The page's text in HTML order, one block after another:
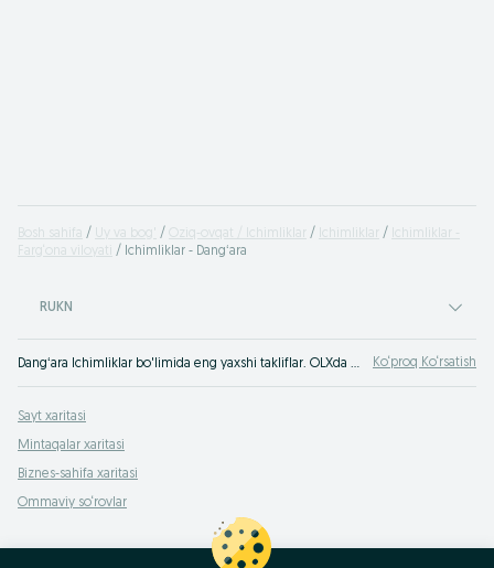
Bosh sahifa Uy va bog' Oziq-ovqat / Ichimliklar Ichimliklar
Ichimliklar -
Farg‘ona viloyati
Ichimliklar - Dangʻara
RUKN
Dangʻara Ichimliklar bo'limida eng yaxshi takliflar. OLXda hamyonbop narxlarda mahsulot va xizmatlarning katta tanlovi! OLX.uz da ko'plab takliflar! Ko‘proq Ko‘rsatish
Sayt xaritasi
Mintaqalar xaritasi
Biznes-sahifa xaritasi
Ommaviy so‘rovlar